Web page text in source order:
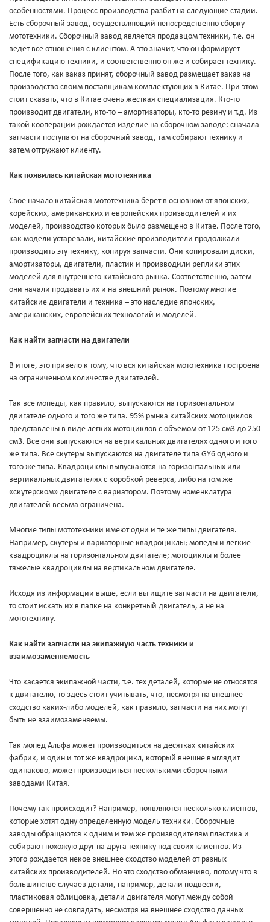
особенностями. Процесс производства разбит на следующие стадии.
Есть сборочный завод, осуществляющий непосредственно сборку
мототехники. Сборочный завод является продавцом техники, т.е. он
ведет все отношения с клиентом. А это значит, что он формирует
спецификацию техники, и соответственно он же и собирает технику.
После того, как заказ принят, сборочный завод размещает заказ на
производство своим поставщикам комплектующих в Китае. При этом
стоит сказать, что в Китае очень жесткая специализация. Кто-то
производит двигатели, кто-то – амортизаторы, кто-то резину и т.д. Из
такой кооперации рождается изделие на сборочном заводе: сначала
запчасти поступают на сборочный завод, там собирают технику и
затем отгружают клиенту.
Как появилась китайская мототехника
Свое начало китайская мототехника берет в основном от японских,
корейских, американских и европейских производителей и их
моделей, производство которых было размещено в Китае. После того,
как модели устаревали, китайские производители продолжали
производить эту технику, копируя запчасти. Они копировали диски,
амортизаторы, двигатели, пластик и производили реплики этих
моделей для внутреннего китайского рынка. Соответственно, затем
они начали продавать их и на внешний рынок. Поэтому многие
китайские двигатели и техника – это наследие японских,
американских, европейских технологий и моделей.
Как найти запчасти на двигатели
В итоге, это привело к тому, что вся китайская мототехника построена
на ограниченном количестве двигателей.
Так все мопеды, как правило, выпускаются на горизонтальном
двигателе одного и того же типа. 95% рынка китайских мотоциклов
представлены в виде легких мотоциклов с объемом от 125 см3 до 250
см3. Все они выпускаются на вертикальных двигателях одного и того
же типа. Все скутеры выпускаются на двигателе типа GY6 одного и
того же типа. Квадроциклы выпускаются на горизонтальных или
вертикальных двигателях с коробкой реверса, либо на том же
«скутерском» двигателе с вариатором. Поэтому номенклатура
двигателей весьма ограничена.
Многие типы мототехники имеют одни и те же типы двигателя.
Например, скутеры и вариаторные квадроциклы; мопеды и легкие
квадроциклы на горизонтальном двигателе; мотоциклы и более
тяжелые квадроциклы на вертикальном двигателе.
Исходя из информации выше, если вы ищите запчасти на двигатели,
то стоит искать их в папке на конкретный двигатель, а не на
мототехнику.
Как найти запчасти на экипажную часть техники и
взаимозаменяемость
Что касается экипажной части, т.е. тех деталей, которые не относятся
к двигателю, то здесь стоит учитывать, что, несмотря на внешнее
сходство каких-либо моделей, как правило, запчасти на них могут
быть не взаимозаменяемы.
Так мопед Альфа может производиться на десятках китайских
фабрик, и один и тот же квадроцикл, который внешне выглядит
одинаково, может производиться несколькими сборочными
заводами Китая.
Почему так происходит? Например, появляются несколько клиентов,
которые хотят одну определенную модель техники. Сборочные
заводы обращаются к одним и тем же производителям пластика и
собирают похожую друг на друга технику под своих клиентов. Из
этого рождается некое внешнее сходство моделей от разных
китайских производителей. Но это сходство обманчиво, потому что в
большинстве случаев детали, например, детали подвески,
пластиковая облицовка, детали двигателя могут между собой
совершенно не совпадать, несмотря на внешнее сходство данных